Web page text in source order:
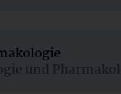
und